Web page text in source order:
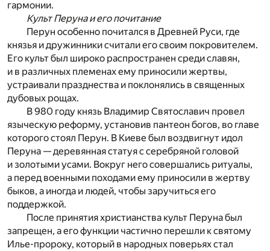
гармонии.
Культ Перуна и его почитание
Перун особенно почитался в Древней Руси, где
князья и дружинники считали его своим покровителем.
Его культ был широко распространен среди славян,
и в различных племенах ему приносили жертвы,
устраивали празднества и поклонялись в священных
дубовых рощах.
В 980 году князь Владимир Святославич провел
языческую реформу, установив пантеон богов, во главе
которого стоял Перун. В Киеве был воздвигнут идол
Перуна — деревянная статуя с серебряной головой
и золотыми усами. Вокруг него совершались ритуалы,
а перед военными походами ему приносили в жертву
быков, а иногда и людей, чтобы заручиться его
поддержкой.
После принятия христианства культ Перуна был
запрещен, а его функции частично перешли к святому
Илье-пророку, который в народных поверьях стал